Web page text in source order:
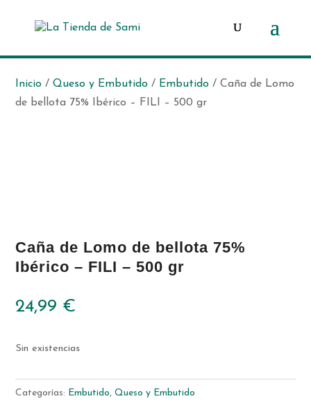
Inicio /Queso y Embutido / Embutido / Caña de Lomo
de bellota 75% Ibérico – FILI – 500 gr
Caña de Lomo de bellota 75%
Ibérico – FILI – 500 gr
24,99 €
Sin existencias
Categorías: Embutido,Queso y Embutido